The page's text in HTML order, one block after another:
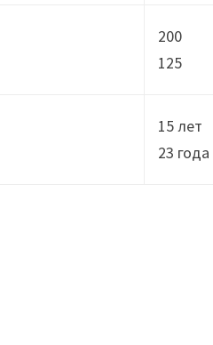
200
125
15 лет
23 годa